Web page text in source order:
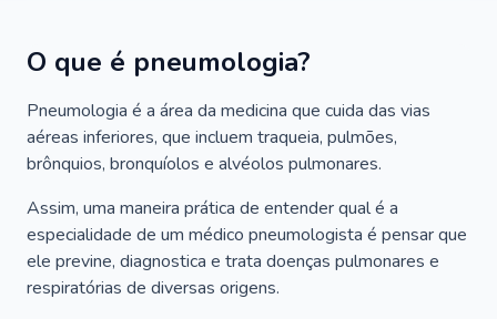
O que é pneumologia?
Pneumologia é a área da medicina que cuida das vias
aéreas inferiores, que incluem traqueia, pulmões,
brônquios, bronquíolos e alvéolos pulmonares.
Assim, uma maneira prática de entender qual é a
especialidade de um médico pneumologista é pensar que
ele previne, diagnostica e trata doenças pulmonares e
respiratórias de diversas origens.